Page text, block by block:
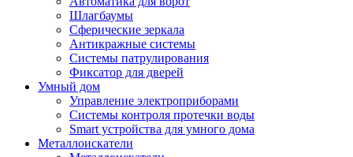
Шлагбаумы
Сферические зеркала
Антикражные системы
Системы патрулирования
Фиксатор для дверей
Умный дом
Управление электроприборами
Системы контроля протечки воды
Smart устройства для умного дома
Металлоискатели